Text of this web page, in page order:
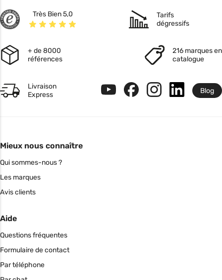
Très Bien 5,0
Tarifs
dégressifs
+ de 8000
références
216 marques en
catalogue
Livraison
Express
Blog
Mieux nous connaître
Qui sommes-nous ?
Les marques
Avis clients
Aide
Questions fréquentes
Formulaire de contact
Par téléphone